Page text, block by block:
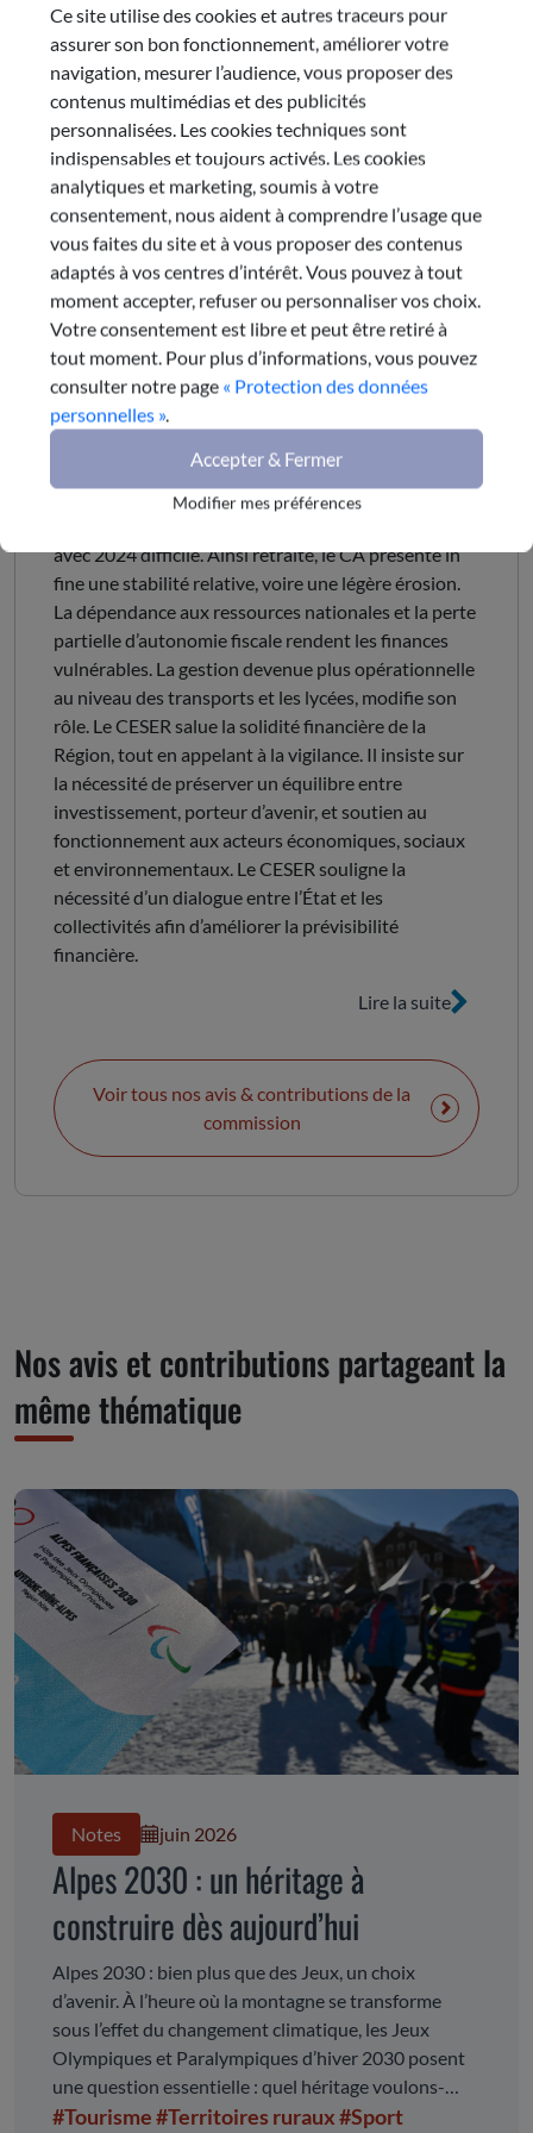
Le compte administratif
2025
Dans un contexte géopolitique particulièrement
complexe, marqué par de fortes contraintes
financières, la Région présente un compte
administratif 2025 qui témoigne d’une gestion
maîtrisée. Malgré la Loi des Finances 2025
complexifiant l’exercice de programmation
financière, la Collectivité maintient un niveau de
dépenses de fonctionnement stable et dégage un
volume de dépenses d’investissement important. La
présentation du CA fait apparaitre d’importants
retraitements de données. La prise en charge directe
de compétences, les modifications comptables et les
avec 2024 difficile. Ainsi retraité, le CA présente in
fine une stabilité relative, voire une légère érosion.
La dépendance aux ressources nationales et la perte
partielle d’autonomie fiscale rendent les finances
vulnérables. La gestion devenue plus opérationnelle
au niveau des transports et les lycées, modifie son
rôle. Le CESER salue la solidité financière de la
Région, tout en appelant à la vigilance. Il insiste sur
la nécessité de préserver un équilibre entre
investissement, porteur d’avenir, et soutien au
fonctionnement aux acteurs économiques, sociaux
et environnementaux. Le CESER souligne la
nécessité d’un dialogue entre l’État et les
collectivités afin d’améliorer la prévisibilité
financière.
Lire la suite
Voir tous nos avis & contributions de la
commission
Nos avis et contributions partageant la
même thématique
Notes juin 2026
Alpes 2030 : un héritage à
construire dès aujourd’hui
Alpes 2030 : bien plus que des Jeux, un choix
d’avenir. À l’heure où la montagne se transforme
sous l’effet du changement climatique, les Jeux
Olympiques et Paralympiques d’hiver 2030 posent
une question essentielle : quel héritage voulons-
nous laisser ? À travers ce rapport, le CESER
#Tourisme#Territoires ruraux#Sport
Ce site utilise des cookies et autres traceurs pour
assurer son bon fonctionnement, améliorer votre
navigation, mesurer l’audience, vous proposer des
contenus multimédias et des publicités
personnalisées. Les cookies techniques sont
indispensables et toujours activés. Les cookies
analytiques et marketing, soumis à votre
consentement, nous aident à comprendre l’usage que
vous faites du site et à vous proposer des contenus
adaptés à vos centres d’intérêt. Vous pouvez à tout
moment accepter, refuser ou personnaliser vos choix.
Votre consentement est libre et peut être retiré à
tout moment. Pour plus d’informations, vous pouvez
consulter notre page « Protection des données
personnelles ».
Accepter & Fermer
Modifier mes préférences